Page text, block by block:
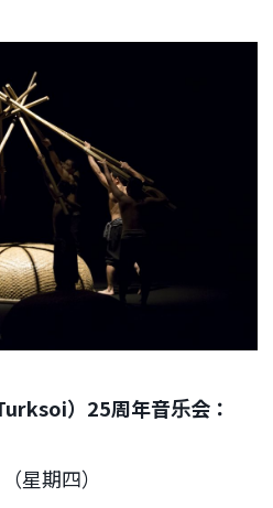
）25周年音乐会：
星期四）